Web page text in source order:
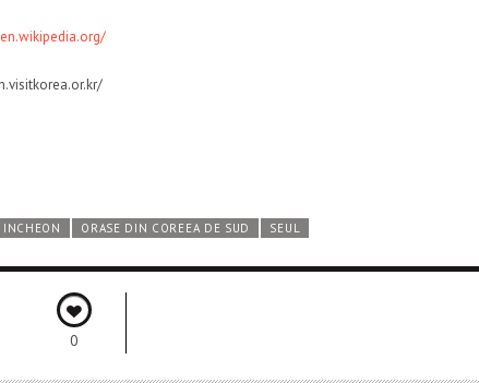
INCHEON ORASE DIN COREEA DE SUD SEUL
0